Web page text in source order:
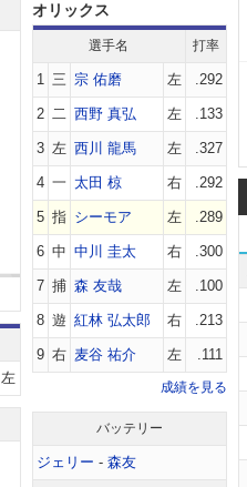
左
オリックス
選手名 打率
1 三 宗 佑磨 左 .292
2 二 西野 真弘 左 .133
3 左 西川 龍馬 左 .327
4 一 太田 椋 右 .292
5 指 シーモア 左 .289
6 中 中川 圭太 右 .300
7 捕 森 友哉 左 .100
8 遊 紅林 弘太郎 右 .213
9 右 麦谷 祐介 左 .111
成績を見る
バッテリー
ジェリー - 森友